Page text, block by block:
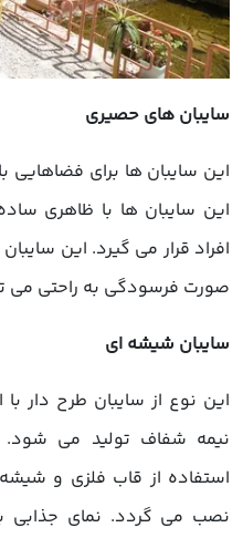
سایبان های حصیری
این سایبان ها برای
این سایبان ها با ظاهری
افراد قرار می گیرد. این
صورت فرسودگی به راحتی می
سایبان شیشه ای
این نوع از سایبان طرح دار
نیمه شفاف تولید می
استفاده از قاب فلزی و
نصب می گردد. نمای جذابی